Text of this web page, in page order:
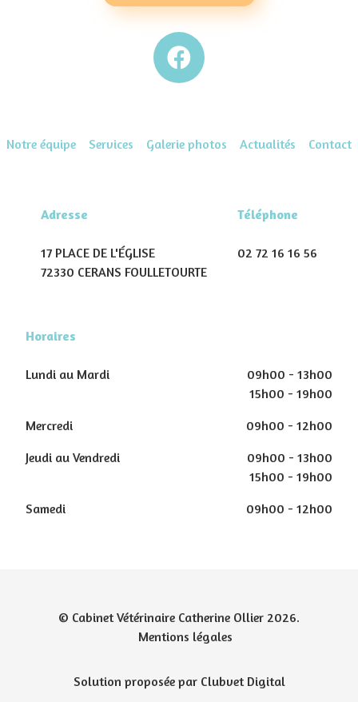
Notre équipe Services Galerie photos Actualités Contact
Adresse
17 PLACE DE L'ÉGLISE
72330 CERANS FOULLETOURTE
Téléphone
02 72 16 16 56
Horaires
Lundi au Mardi
09h00 - 13h00
15h00 - 19h00
Mercredi
09h00 - 12h00
Jeudi au Vendredi
09h00 - 13h00
15h00 - 19h00
Samedi
09h00 - 12h00
© Cabinet Vétérinaire Catherine Ollier 2026.
Mentions légales
Solution proposée par Clubvet Digital